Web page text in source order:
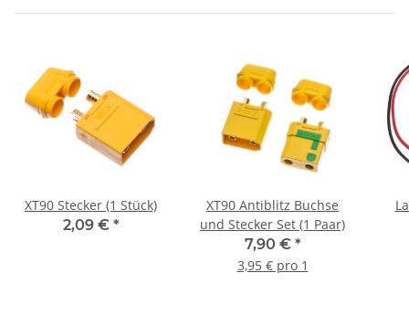
XT90 Stecker (1 Stück)
2,09 € *
XT90 Antiblitz Buchse
und Stecker Set (1 Paar)
7,90 € *
3,95 € pro 1